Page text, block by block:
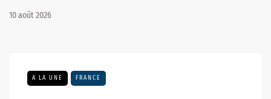
10 août 2026
A LA UNE FRANCE